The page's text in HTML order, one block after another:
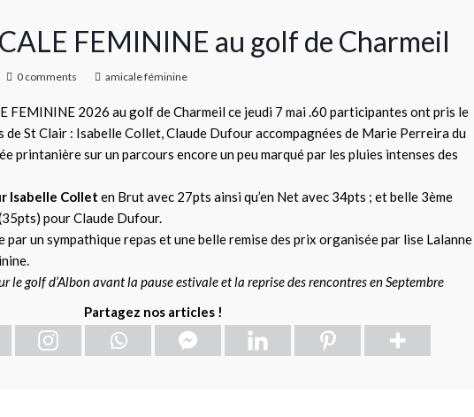
FEMININE au golf de Charmeil
0 comments amicale féminine
FEMININE 2026 au golf de Charmeil ce jeudi 7 mai .60 participantes ont pris le
St Clair : Isabelle Collet, Claude Dufour accompagnées de Marie Perreira du
printanière sur un parcours encore un peu marqué par les pluies intenses des
Isabelle Collet en Brut avec 27pts ainsi qu’en Net avec 34pts ; et belle 3ème
pour Claude Dufour.
par un sympathique repas et une belle remise des prix organisée par lise Lalanne
le golf d’Albon avant la pause estivale et la reprise des rencontres en Septembre
Partagez nos articles !